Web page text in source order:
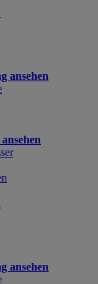
ansehen
ansehen